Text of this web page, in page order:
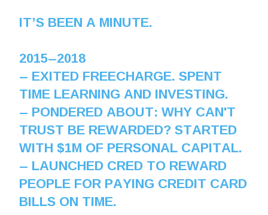
IT’S BEEN A MINUTE.
2015–2018
– EXITED FREECHARGE. SPENT
TIME LEARNING AND INVESTING.
– PONDERED ABOUT: WHY CAN'T
TRUST BE REWARDED? STARTED
WITH $1M OF PERSONAL CAPITAL.
– LAUNCHED CRED TO REWARD
PEOPLE FOR PAYING CREDIT CARD
BILLS ON TIME.